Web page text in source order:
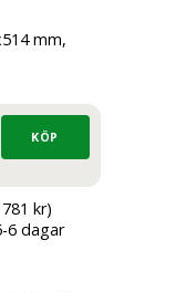
mm,
kr)
6 dagar